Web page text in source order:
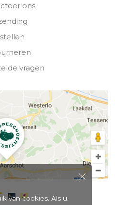
ons
vragen
van cookies. Als u